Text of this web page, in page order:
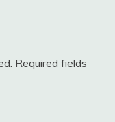
Required fields